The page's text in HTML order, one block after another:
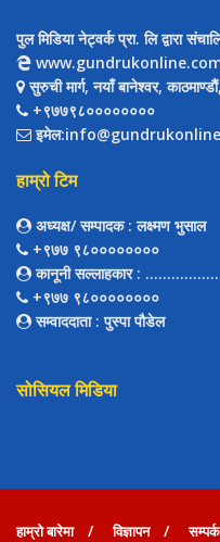
पुल मिडिया नेट्वर्क प्रा. लि द्वारा
सुरुची मार्ग, नयाँ बानेश्वर,
+९७७९८००००००००
हाम्रो टिम
अध्यक्ष/ सम्पादक: लक्ष्मण भुसाल
+९७७ ९८००००००००
कानूनी सल्लाहकार:
+९७७ ९८००००००००
सम्वाददाता: पुस्पा पौडेल
सोसियल मिडिया
हाम्रो बारेमा विज्ञापन सम्पर्क